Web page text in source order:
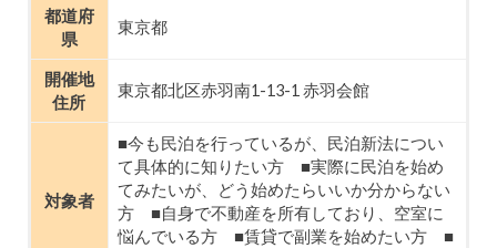
都道府
県
東京都
開催地
住所
東京都北区赤羽南1-13-1 赤羽会館
対象者
■今も民泊を行っているが、民泊新法につい
て具体的に知りたい方 ■実際に民泊を始め
てみたいが、どう始めたらいいか分からない
方 ■自身で不動産を所有しており、空室に
悩んでいる方 ■賃貸で副業を始めたい方 ■